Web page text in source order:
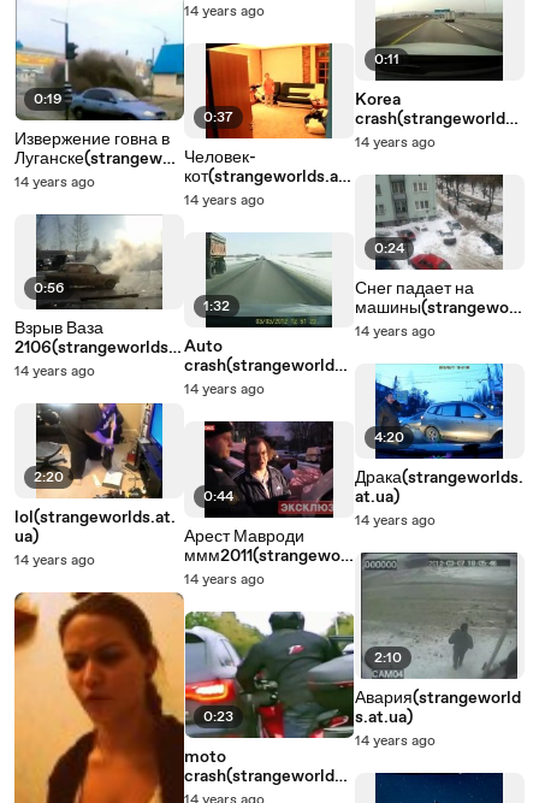
0:19
Извержение говна в
Луганске(strangeworl
ds.at.ua)
14 years ago
0:56
Взрыв Ваза
2106(strangeworlds.a
t.ua)
14 years ago
2:20
lol(strangeworlds.at.
ua)
14 years ago
14 years ago
0:37
Человек-
кот(strangeworlds.at.
ua)
14 years ago
1:32
Auto
crash(strangeworlds.
at.ua)
14 years ago
0:44
Арест Мавроди
ммм2011(strangeworl
ds.at.ua)
14 years ago
0:23
moto
crash(strangeworlds.
at.ua)
0:11
Korea
crash(strangeworlds.
at.ua)
14 years ago
0:24
Снег падает на
машины(strangeworl
ds.at.ua)
14 years ago
4:20
Драка(strangeworlds.
at.ua)
14 years ago
2:10
Авария(strangeworld
s.at.ua)
14 years ago